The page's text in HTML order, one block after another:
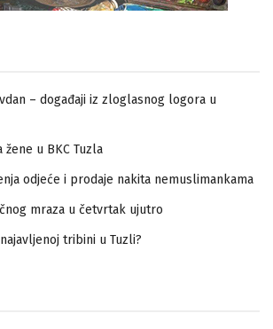
– događaji iz zloglasnog logora u
u BKC Tuzla
odjeće i prodaje nakita nemuslimankama
mraza u četvrtak ujutro
tribini u Tuzli?